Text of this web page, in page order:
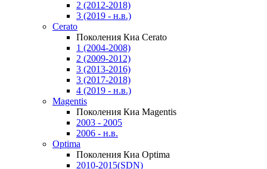
2 (2012-2018)
3 (2019 - н.в.)
Cerato
Поколения Киа Cerato
1 (2004-2008)
2 (2009-2012)
3 (2013-2016)
3 (2017-2018)
4 (2019 - н.в.)
Magentis
Поколения Киа Magentis
2003 - 2005
2006 - н.в.
Optima
Поколения Киа Optima
2010-2015(SDN)